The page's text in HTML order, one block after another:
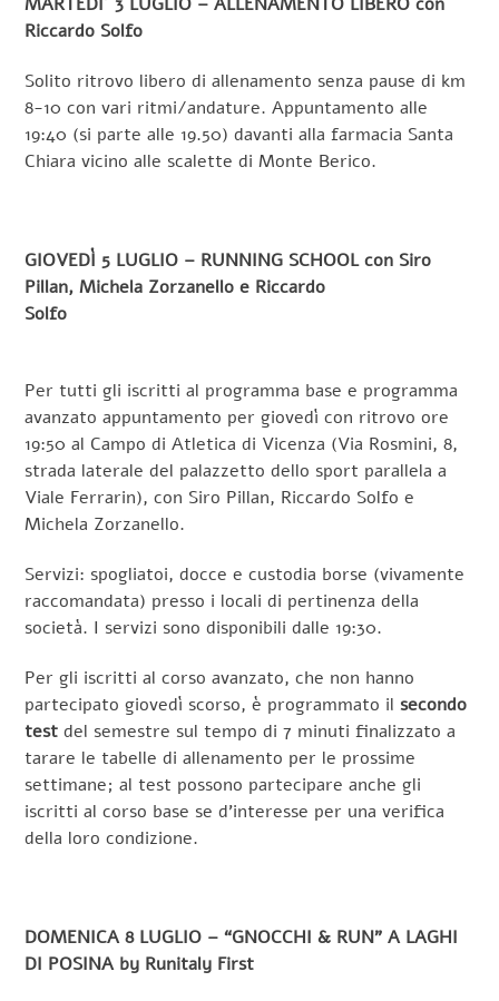
Riccardo Solfo
Solito ritrovo libero di allenamento senza pause di km
8-10 con vari ritmi/andature. Appuntamento alle
19:40 (si parte alle 19.50) davanti alla farmacia Santa
Chiara vicino alle scalette di Monte Berico.
GIOVEDÌ 5 LUGLIO – RUNNING SCHOOL con Siro
Pillan, Michela Zorzanello e Riccardo
Solfo
Per tutti gli iscritti al programma base e programma
avanzato appuntamento per giovedì con ritrovo ore
19:50 al Campo di Atletica di Vicenza (Via Rosmini, 8,
strada laterale del palazzetto dello sport parallela a
Viale Ferrarin), con Siro Pillan, Riccardo Solfo e
Michela Zorzanello.
Servizi: spogliatoi, docce e custodia borse (vivamente
raccomandata) presso i locali di pertinenza della
società. I servizi sono disponibili dalle 19:30.
Per gli iscritti al corso avanzato, che non hanno
partecipato giovedì scorso, è programmato il secondo
test del semestre sul tempo di 7 minuti finalizzato a
tarare le tabelle di allenamento per le prossime
settimane; al test possono partecipare anche gli
iscritti al corso base se d’interesse per una verifica
della loro condizione.
DOMENICA 8 LUGLIO – “GNOCCHI & RUN” A LAGHI
DI POSINA by Runitaly First